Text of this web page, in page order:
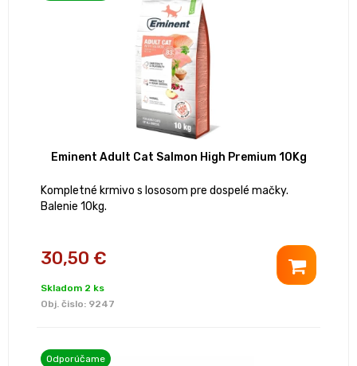
Eminent Adult Cat Salmon High Premium 10Kg
Kompletné krmivo s lososom pre dospelé mačky.
Balenie 10kg.
30,50 €
Skladom 2 ks
Obj. čislo: 9247
Odporúčame